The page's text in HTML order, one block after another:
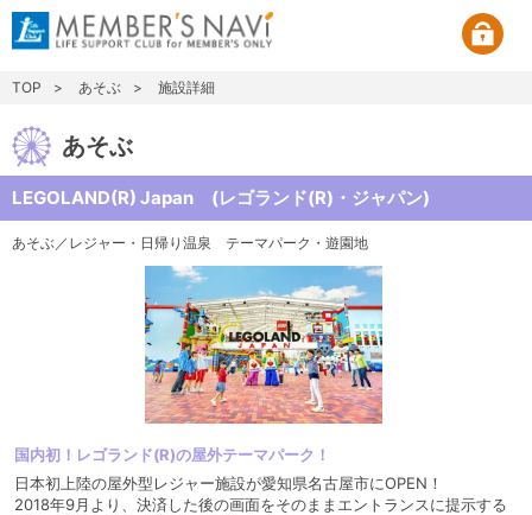
TOP あそぶ 施設詳細
あそぶ
LEGOLAND(R) Japan (レゴランド(R)・ジャパン)
あそぶ／レジャー・日帰り温泉 テーマパーク・遊園地
国内初！レゴランド(R)の屋外テーマパーク！
日本初上陸の屋外型レジャー施設が愛知県名古屋市にOPEN！
2018年9月より、決済した後の画面をそのままエントランスに提示する